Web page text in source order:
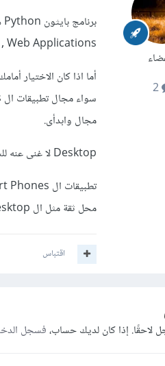
2
Web Applications
مجال وابدأى.
Desktop لا غنى عنه للشركات والبيزنس
محل ثقة مثل ال Desktop
اقتباس
لاحقًا. إذا كان لديك حساب،فسجل